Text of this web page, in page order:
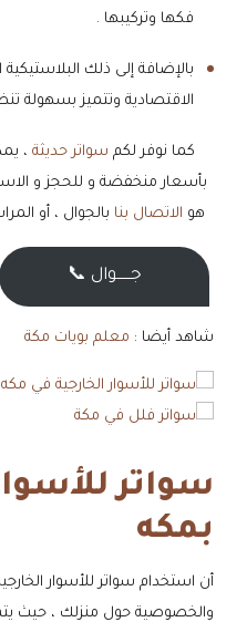
فكها وتركيبها .
بالإضافة إلى ذلك
الاقتصادية وتتميز بسهولة
كما نوفر لكم سواتر حديثة ،
بأسعار منخفضة و للحجز و
هو الاتصال بنا بالجوال ، أو
جــــــوال 📞
شاهد أيضا : معلم بويات مكة
سواتر
بمكه
أن استخدام سواتر للأسوار
والخصوصية حول منزلك ، حيث